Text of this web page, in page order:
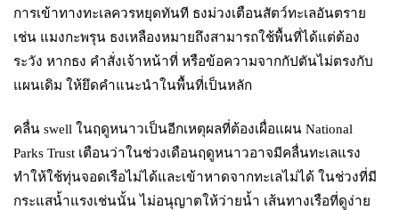
การเข้าทางทะเลควรหยุดทันที ธงม่วงเตือนสัตว์ทะเลอันตราย
เช่น แมงกะพรุน ธงเหลืองหมายถึงสามารถใช้พื้นที่ได้แต่ต้อง
ระวัง หากธง คำสั่งเจ้าหน้าที่ หรือข้อความจากกัปตันไม่ตรงกับ
แผนเดิม ให้ยึดคำแนะนำในพื้นที่เป็นหลัก
คลื่น swell ในฤดูหนาวเป็นอีกเหตุผลที่ต้องเผื่อแผน National
Parks Trust เตือนว่าในช่วงเดือนฤดูหนาวอาจมีคลื่นทะเลแรง
ทำให้ใช้ทุ่นจอดเรือไม่ได้และเข้าหาดจากทะเลไม่ได้ ในช่วงที่มี
กระแสน้ำแรงเช่นนั้น ไม่อนุญาตให้ว่ายน้ำ เส้นทางเรือที่ดูง่าย